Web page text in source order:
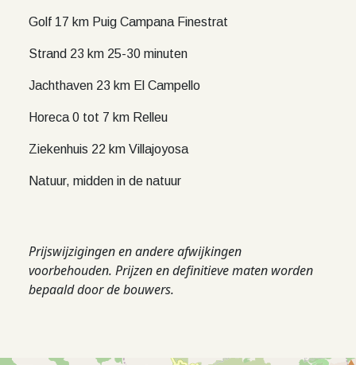
Golf 17 km Puig Campana Finestrat
Strand 23 km 25-30 minuten
Jachthaven 23 km El Campello
Horeca 0 tot 7 km Relleu
Ziekenhuis 22 km Villajoyosa
Natuur, midden in de natuur
Prijswijzigingen en andere afwijkingen
voorbehouden. Prijzen en definitieve maten worden
bepaald door de bouwers.